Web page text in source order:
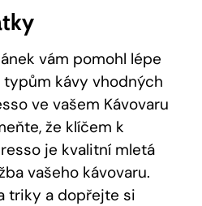
vám pomohl lépe
kávy vhodných
ve vašem Kávovaru
že klíčem k
je kvalitní mletá
vašeho kávovaru.
triky a dopřejte si